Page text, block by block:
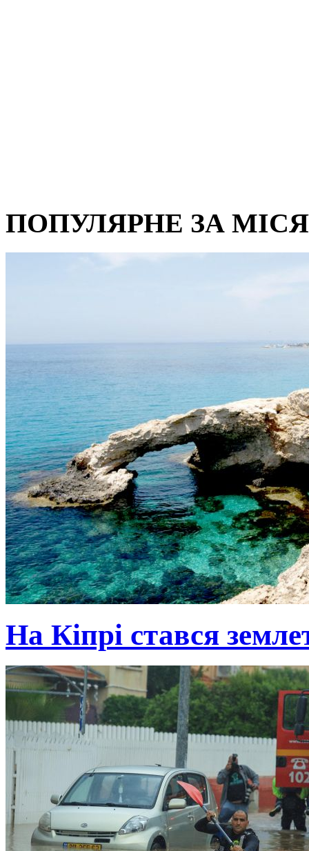
ПОПУЛЯРНЕ ЗА
На Кіпрі стався